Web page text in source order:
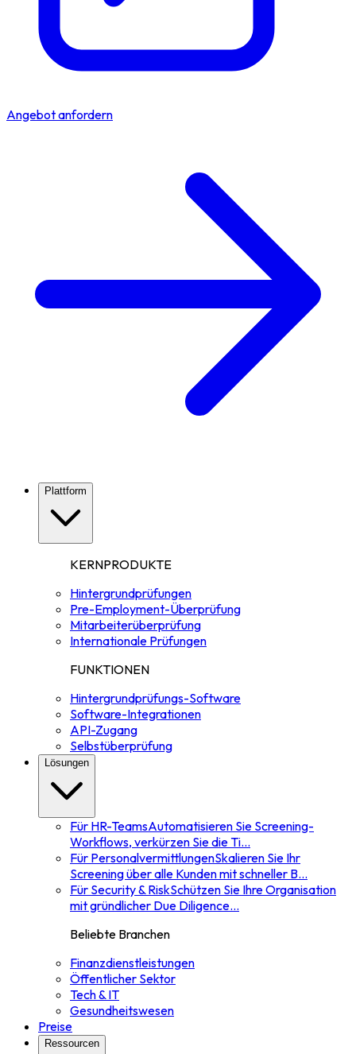
Angebot anfordern
Plattform
KERNPRODUKTE
Hintergrundprüfungen
Pre-Employment-Überprüfung
Mitarbeiterüberprüfung
Internationale Prüfungen
FUNKTIONEN
Hintergrundprüfungs-Software
Software-Integrationen
API-Zugang
Selbstüberprüfung
Lösungen
Für HR-TeamsAutomatisieren Sie Screening-
Workflows, verkürzen Sie die Ti...
Für PersonalvermittlungenSkalieren Sie Ihr
Screening über alle Kunden mit schneller B...
Für Security & RiskSchützen Sie Ihre Organisation
mit gründlicher Due Diligence...
Beliebte Branchen
Finanzdienstleistungen
Öffentlicher Sektor
Tech & IT
Gesundheitswesen
Preise
Ressourcen